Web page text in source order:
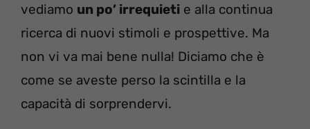
vediamo un po’ irrequieti e alla continua
ricerca di nuovi stimoli e prospettive. Ma
non vi va mai bene nulla! Diciamo che è
come se aveste perso la scintilla e la
capacità di sorprendervi.